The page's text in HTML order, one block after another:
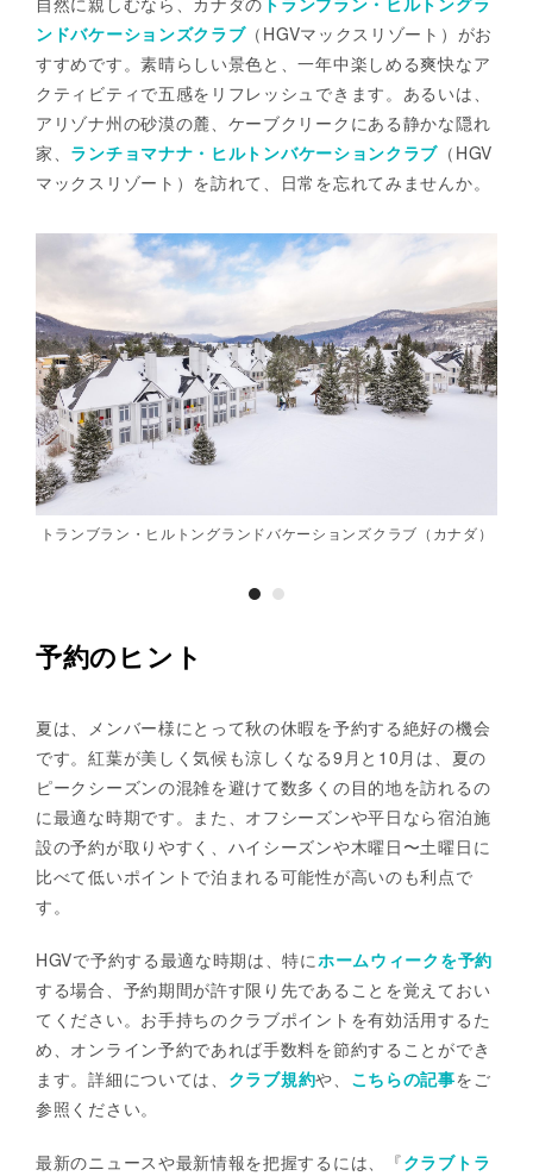
ンドバケーションズクラブ（HGVマックスリゾート）がお
すすめです。素晴らしい景色と、一年中楽しめる爽快なア
クティビティで五感をリフレッシュできます。あるいは、
アリゾナ州の砂漠の麓、ケーブクリークにある静かな隠れ
家、 ランチョマナナ・ヒルトンバケーションクラブ （HGV
マックスリゾート）を訪れて、日常を忘れてみませんか。
トランブラン・ヒルトングランドバケーションズクラブ（カナダ）
予約のヒント
夏は、メンバー様にとって秋の休暇を予約する絶好の機会
です。紅葉が美しく気候も涼しくなる9月と10月は、夏の
ピークシーズンの混雑を避けて数多くの目的地を訪れるの
に最適な時期です。また、オフシーズンや平日なら宿泊施
設の予約が取りやすく、ハイシーズンや木曜日〜土曜日に
比べて低いポイントで泊まれる可能性が高いのも利点で
す。
HGVで予約する最適な時期は、特にホームウィークを予約
する場合、予約期間が許す限り先であることを覚えておい
てください。お手持ちのクラブポイントを有効活用するた
め、オンライン予約であれば手数料を節約することができ
ます。詳細については、 クラブ規約や、 こちらの記事をご
参照ください。
最新のニュースや最新情報を把握するには、『クラブトラ